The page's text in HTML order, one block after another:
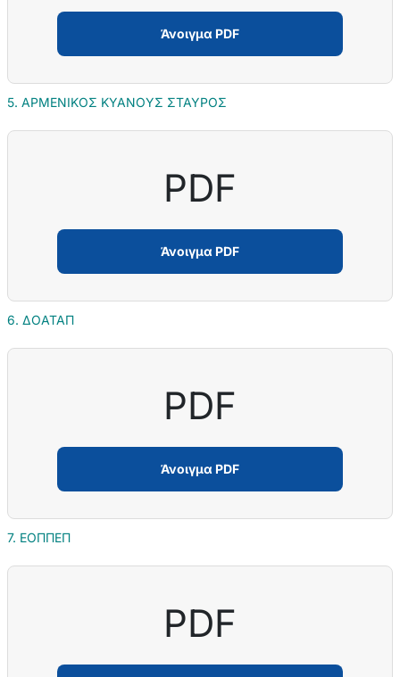
Άνοιγμα PDF
5. ΑΡΜΕΝΙΚΟΣ ΚΥΑΝΟΥΣ ΣΤΑΥΡΟΣ
PDF
Άνοιγμα PDF
6. ΔΟΑΤΑΠ
PDF
Άνοιγμα PDF
7. ΕΟΠΠΕΠ
PDF